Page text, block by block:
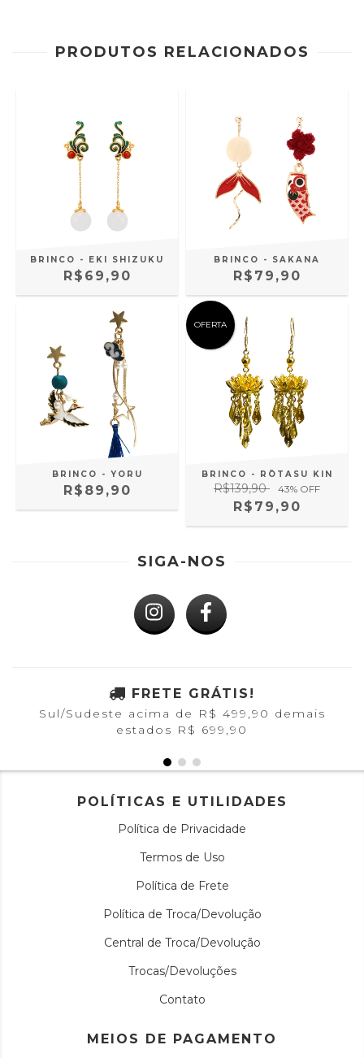
PRODUTOS RELACIONADOS
BRINCO - EKI SHIZUKU
R$69,90
BRINCO - SAKANA
R$79,90
BRINCO - YORU
R$89,90
OFERTA
BRINCO - RŌTASU KIN
R$139,90 43% OFF
R$79,90
SIGA-NOS
FRETE GRÁTIS!
Sul/Sudeste acima de R$ 499,90 demais
estados R$ 699,90
POLÍTICAS E UTILIDADES
Política de Privacidade
Termos de Uso
Política de Frete
Política de Troca/Devolução
Central de Troca/Devolução
Trocas/Devoluções
Contato
MEIOS DE PAGAMENTO